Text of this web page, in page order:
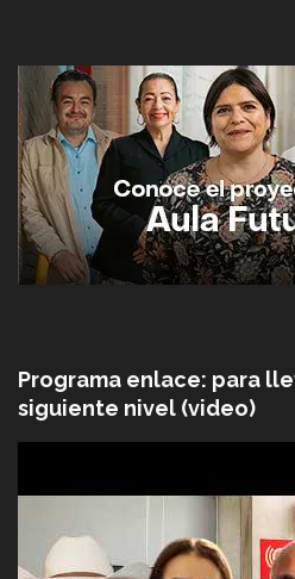
Programa enlace: para
siguiente nivel (video)